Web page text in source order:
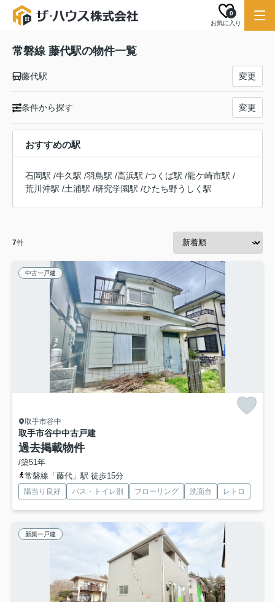
お気に入り
0
常磐線 藤代駅の物件一覧
藤代駅 変更
条件から探す 変更
おすすめの駅
石岡駅 /牛久駅 /羽鳥駅 /高浜駅 /つくば駅 /龍ケ崎市駅 /
荒川沖駅 /土浦駅 /研究学園駅 /ひたち野うしく駅
7件
中古一戸建
取手市谷中
取手市谷中中古戸建
過去掲載物件
/築51年
常磐線「藤代」駅 徒歩15分
陽当り良好 バス・トイレ別 フローリング 洗面台 レトロ
新築一戸建